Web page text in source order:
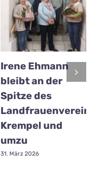
Irene Ehmann
bleibt an der
Spitze des
Landfrauenvereins
Krempel und
umzu
31. März 2026